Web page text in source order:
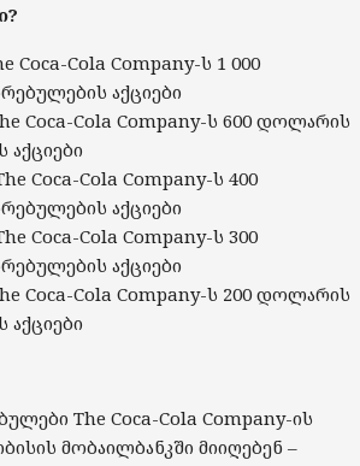
Coca-Cola Company-ს 1 000
აქციები
Coca-Cola Company-ს 600 დოლარის
Coca-Cola Company-ს 400
აქციები
Coca-Cola Company-ს 300
აქციები
Coca-Cola Company-ს 200 დოლარის
The Coca-Cola Company-ის
მობაილბანკში მიიღებენ –